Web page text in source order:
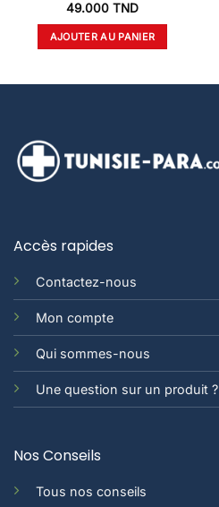
49.000 TND
AJOUTER AU PANIER
Accès rapides
Contactez-nous
Mon compte
Qui sommes-nous
Une question sur un produit ?
Nos Conseils
Tous nos conseils